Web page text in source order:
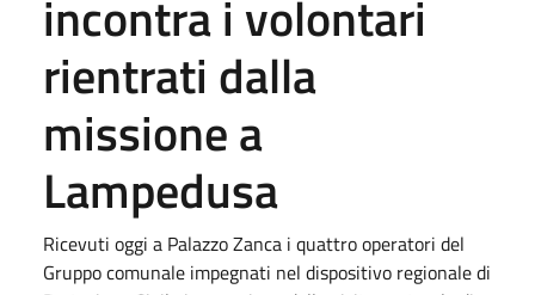
incontra i volontari
rientrati dalla
missione a
Lampedusa
Ricevuti oggi a Palazzo Zanca i quattro operatori del
Gruppo comunale impegnati nel dispositivo regionale di